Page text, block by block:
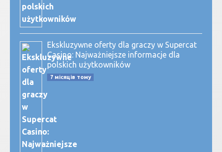
Ekskluzywne oferty dla graczy w Supercat
Casino: Najważniejsze informacje dla
polskich użytkowników
7 місяців тому